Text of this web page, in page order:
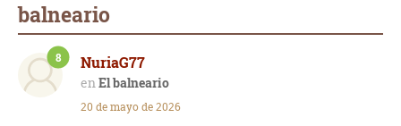
balneario
NuriaG77
El balneario
8
20 de mayo de 2026